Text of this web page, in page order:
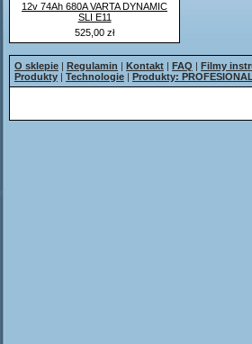
12v 74Ah 680A VARTA DYNAMIC
SLI E11
525,00 zł
O sklepie | Regulamin | Kontakt | FAQ | Filmy
Produkty | Technologie | Produkty: